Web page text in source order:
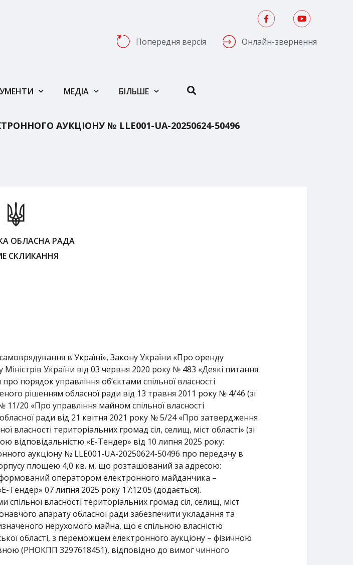
Попередня версія Онлайн-звернення
МЕДІА БІЛЬШЕ
АУКЦІОНУ № LLЕ001-UA-20250624-50496
ОБЛАСНА РАДА
СКЛИКАННЯ
в Україні», Закону України «Про оренду
України від 03 червня 2020 року № 483 «Деякі питання
порядок управління об’єктами спільної власності
рішенням обласної ради від 13 травня 2011 року № 4/46 (зі
20 «Про управління майном спільної власності
ради від 21 квітня 2021 року № 5/24 «Про затвердження
власності територіальних громад сіл, селищ, міст області» (зі
«Е-Тендер» від 10 липня 2025 року:
аукціону № LLЕ001-UA-20250624-50496 про передачу в
площею 4,0 кв. м, що розташований за адресою:
оператором електронного майданчика –
07 липня 2025 року 17:12:05 (додається).
спільної власності територіальних громад сіл, селищ, міст
апарату обласної ради забезпечити укладання та
нерухомого майна, що є спільною власністю
області, з переможцем електронного аукціону – фізичною
(РНОКПП 3297618451), відповідно до вимог чинного